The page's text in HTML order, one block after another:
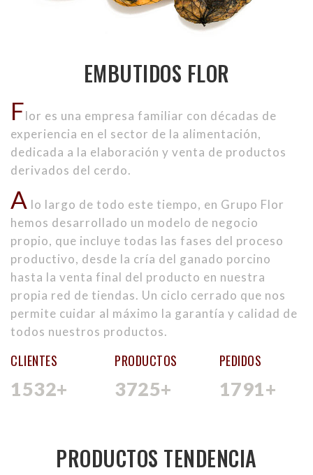
EMBUTIDOS FLOR
Flor es una empresa familiar con décadas de
experiencia en el sector de la alimentación,
dedicada a la elaboración y venta de productos
derivados del cerdo.
A lo largo de todo este tiempo, en Grupo Flor
hemos desarrollado un modelo de negocio
propio, que incluye todas las fases del proceso
productivo, desde la cría del ganado porcino
hasta la venta final del producto en nuestra
propia red de tiendas. Un ciclo cerrado que nos
permite cuidar al máximo la garantía y calidad de
todos nuestros productos.
CLIENTES
1532+
PRODUCTOS
3725+
PEDIDOS
1791+
PRODUCTOS TENDENCIA